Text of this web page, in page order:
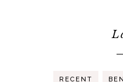
RECENT